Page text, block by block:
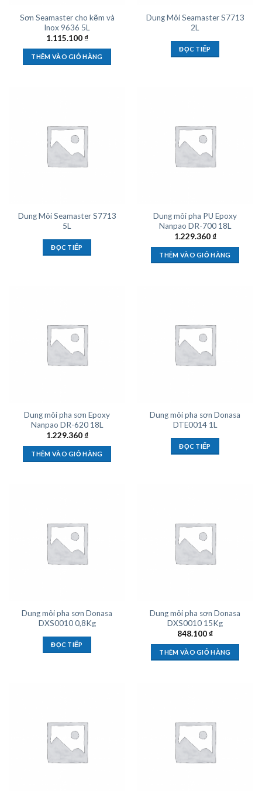
Sơn Seamaster cho kẽm và
Inox 9636 5L
1.115.100₫
THÊM VÀO GIỎ HÀNG
Dung Môi Seamaster S7713
2L
ĐỌC TIẾP
Dung Môi Seamaster S7713
5L
ĐỌC TIẾP
Dung môi pha PU Epoxy
Nanpao DR-700 18L
1.229.360₫
THÊM VÀO GIỎ HÀNG
Dung môi pha sơn Epoxy
Nanpao DR-620 18L
1.229.360₫
THÊM VÀO GIỎ HÀNG
Dung môi pha sơn Donasa
DTE0014 1L
ĐỌC TIẾP
Dung môi pha sơn Donasa
DXS0010 0,8Kg
ĐỌC TIẾP
Dung môi pha sơn Donasa
DXS0010 15Kg
848.100₫
THÊM VÀO GIỎ HÀNG